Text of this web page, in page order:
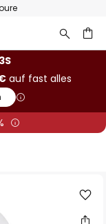
auf fast alles